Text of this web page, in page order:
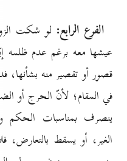
الفرع الرابع: لو شكت
عيشها معه برغم عدم ظلمه
قصور أو تقصير منه
في المقام؛ لأنّ الحرج أو
ينصرف بمناسبات
الغير، أو يسقط بالتعارض،